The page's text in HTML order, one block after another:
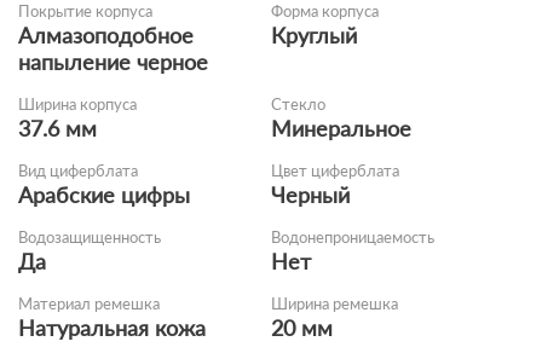
Покрытие корпуса
Алмазоподобное
напыление черное
Форма корпуса
Круглый
Ширина корпуса
37.6 мм
Стекло
Минеральное
Вид циферблата
Арабские цифры
Цвет циферблата
Черный
Водозащищенность
Да
Водонепроницаемость
Нет
Материал ремешка
Натуральная кожа
Ширина ремешка
20 мм